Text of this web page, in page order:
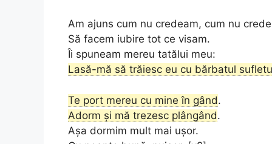
Am ajuns cum nu credeam, cum nu
Să facem iubire tot ce visam.
Îi spuneam mereu tatălui meu:
Lasă-mă să trăiesc eu cu bărbatul
Te port mereu cu mine în gând.
Adorm și mă trezesc plângând.
Așa dormim mult mai ușor.